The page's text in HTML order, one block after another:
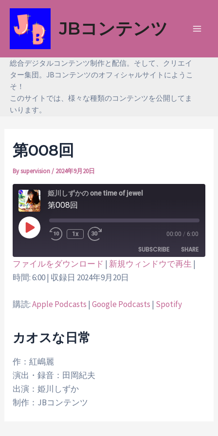
キ
JBコンテンツ
総合デジタルコンテンツ制作と配信。そして、クリエイ
ター集団。JBコンテンツのオフィシャルサイトにようこ
そ！
このサイトでは、様々な種類のコンテンツを公開してま
いります。
第008回
Bysupervision/ 2024年9月20日
姫川しずかの one time of jewel
第008回
Play
Episode
1x 00:00 / 6:00
SUBSCRIBE SHARE
Apple Podcasts Google Podcasts
RSS FEED
SHARE
LINK
ファイルをダウンロード | 新規ウィンドウで再生 |
時間: 6:00| 収録日 2024年9月20日
購読:Apple Podcasts |Google Podcasts | Spotify
カオスな日常
作：紅嶋麗
演出・録音：田岡紀夫
出演：姫川しずか
制作：JBコンテンツ